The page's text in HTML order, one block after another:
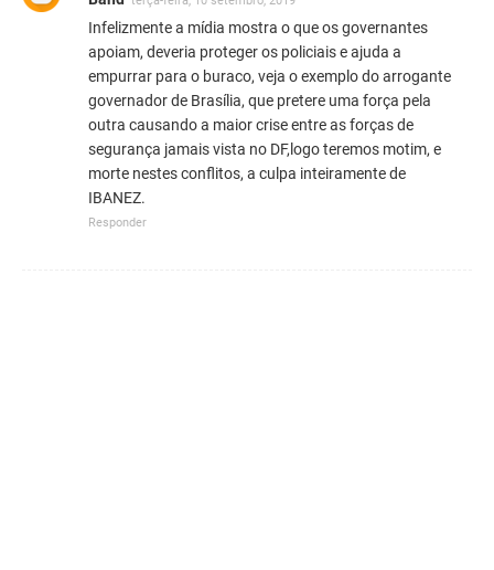
Infelizmente a mídia mostra o que os governantes
apoiam, deveria proteger os policiais e ajuda a
empurrar para o buraco, veja o exemplo do arrogante
governador de Brasília, que pretere uma força pela
outra causando a maior crise entre as forças de
segurança jamais vista no DF,logo teremos motim, e
morte nestes conflitos, a culpa inteiramente de
IBANEZ.
Responder